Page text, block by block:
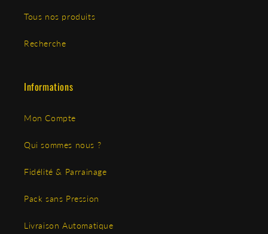
Tous nos produits
Recherche
Informations
Mon Compte
Qui sommes nous ?
Fidélité & Parrainage
Pack sans Pression
Livraison Automatique